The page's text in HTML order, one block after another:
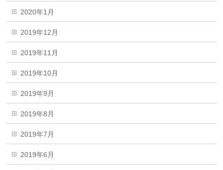
2020年1月
2019年12月
2019年11月
2019年10月
2019年9月
2019年8月
2019年7月
2019年6月